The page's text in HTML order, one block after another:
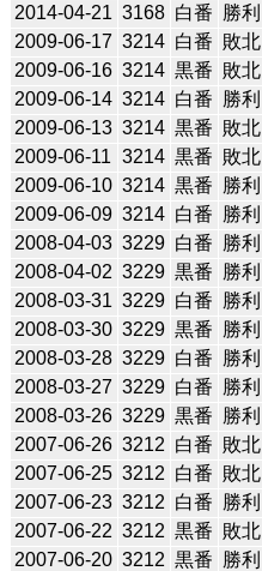
2014-04-21 3168 白番 勝利
2009-06-17 3214 白番 敗北
2009-06-16 3214 黒番 敗北
2009-06-14 3214 白番 勝利
2009-06-13 3214 黒番 敗北
2009-06-11 3214 黒番 敗北
2009-06-10 3214 黒番 勝利
2009-06-09 3214 白番 勝利
2008-04-03 3229 白番 勝利
2008-04-02 3229 黒番 勝利
2008-03-31 3229 白番 勝利
2008-03-30 3229 黒番 勝利
2008-03-28 3229 白番 勝利
2008-03-27 3229 白番 勝利
2008-03-26 3229 黒番 勝利
2007-06-26 3212 白番 敗北
2007-06-25 3212 白番 敗北
2007-06-23 3212 白番 勝利
2007-06-22 3212 黒番 敗北
2007-06-20 3212 黒番 勝利